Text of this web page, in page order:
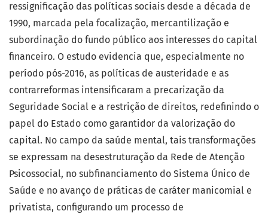
ressignificação das políticas sociais desde a década de
1990, marcada pela focalização, mercantilização e
subordinação do fundo público aos interesses do capital
financeiro. O estudo evidencia que, especialmente no
período pós-2016, as políticas de austeridade e as
contrarreformas intensificaram a precarização da
Seguridade Social e a restrição de direitos, redefinindo o
papel do Estado como garantidor da valorização do
capital. No campo da saúde mental, tais transformações
se expressam na desestruturação da Rede de Atenção
Psicossocial, no subfinanciamento do Sistema Único de
Saúde e no avanço de práticas de caráter manicomial e
privatista, configurando um processo de